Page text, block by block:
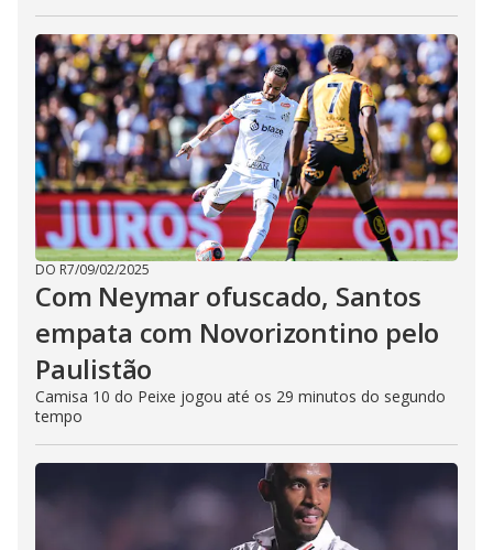
DO R7/09/02/2025
Com Neymar ofuscado, Santos
empata com Novorizontino pelo
Paulistão
Camisa 10 do Peixe jogou até os 29 minutos do segundo
tempo